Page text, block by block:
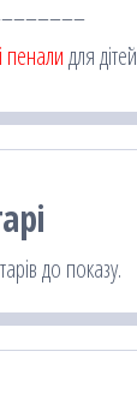
пеналидля дітей
до показу.